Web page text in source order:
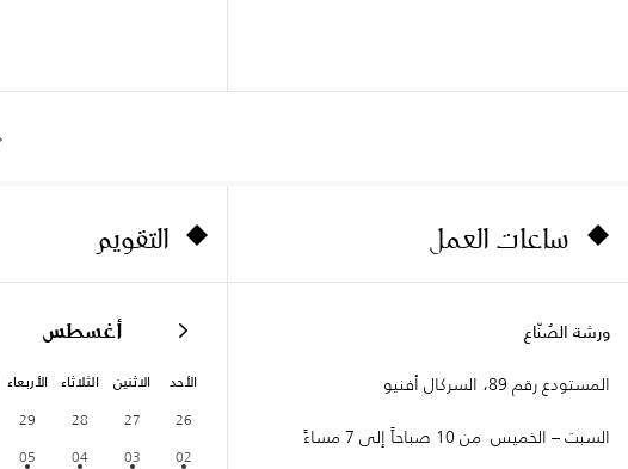
ساعات العمل
ورشة الصُنّاع
المستودع رقم 89، السركال أفنيو
السبت – الخميس من 10 صباحاً إلى 7 مساءً
التقويم
أغسطس
الأحد الاثنين الثلاثاء الأربعاء
26
27
28
29
02
03
04
05